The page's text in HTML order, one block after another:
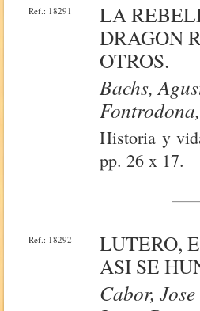
Ref.: 18291
LA
DRAGON
OTROS.
Bachs,
Historia y
pp. 26 x 17.
Ref.: 18292
LUTERO,
ASI SE
Cabor,